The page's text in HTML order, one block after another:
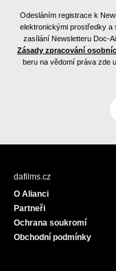
Odesláním registrace k
elektronickými prostředky a
zasílání Newsletteru Doc-
Zásady zpracování
beru na vědomí práva zde
dafilms.cz
O Alianci
Partneři
Ochrana soukromí
Obchodní podmínky